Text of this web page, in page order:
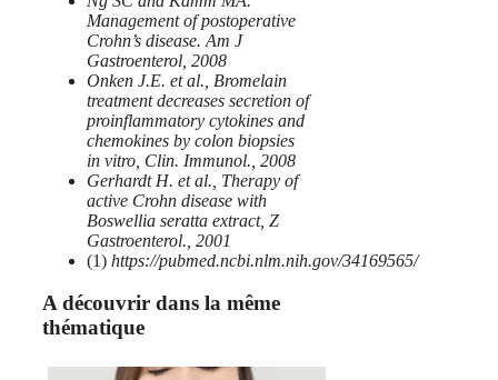
Management of postoperative
Crohn’s disease. Am J
Gastroenterol, 2008
Onken J.E. et al., Bromelain
treatment decreases secretion of
proinflammatory cytokines and
chemokines by colon biopsies
in vitro, Clin. Immunol., 2008
Gerhardt H. et al., Therapy of
active Crohn disease with
Boswellia seratta extract, Z
Gastroenterol., 2001
(1) https://pubmed.ncbi.nlm.nih.gov/34169565/
A découvrir dans la même
thématique